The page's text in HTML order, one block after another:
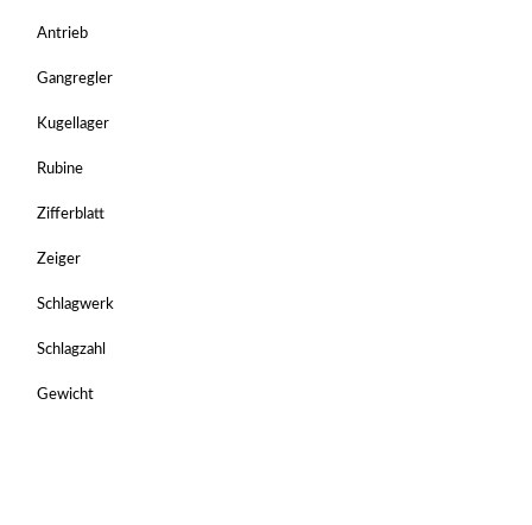
Antrieb
Gangregler
Kugellager
Rubine
Zifferblatt
Zeiger
Schlagwerk
Schlagzahl
Gewicht